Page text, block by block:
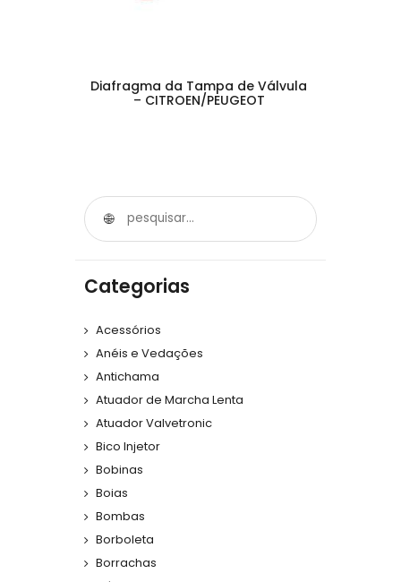
Diafragma da Tampa de Válvula
– CITROEN/PEUGEOT
Categorias
Acessórios
Anéis e Vedações
Antichama
Atuador de Marcha Lenta
Atuador Valvetronic
Bico Injetor
Bobinas
Boias
Bombas
Borboleta
Borrachas